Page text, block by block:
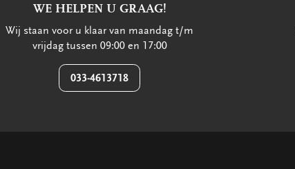
WE HELPEN U GRAAG!
Wij staan voor u klaar van maandag t/m
vrijdag tussen 09:00 en 17:00
033-4613718